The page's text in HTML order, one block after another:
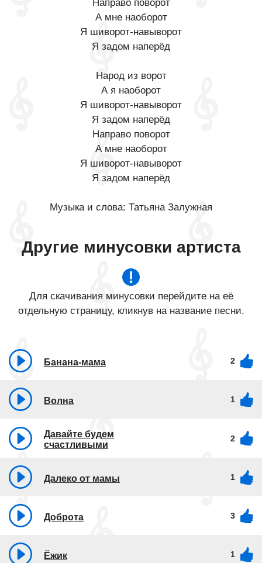
Направо поворот
А мне наоборот
Я шиворот-навыворот
Я задом наперёд
Народ из ворот
А я наоборот
Я шиворот-навыворот
Я задом наперёд
Направо поворот
А мне наоборот
Я шиворот-навыворот
Я задом наперёд
Музыка и слова: Татьяна Залужная
Другие минусовки артиста
Для скачивания минусовки перейдите на её
отдельную страницу, кликнув на название песни.
Банана-мама 2
Волна 1
Давайте будем
счастливыми
2
Далеко от мамы 1
Доброта 3
Ёжик 1